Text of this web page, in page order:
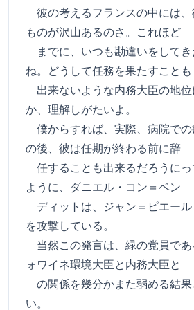
彼の考えるフランスの中には
ものが沢山あるのさ。これほど
までに、いつも勘違いをして
ね。どうして任務を果たすことも
出来ないような内務大臣の地
か、理解しがたいよ。
僕からすれば、実際、病院で
の後、彼は任期が終わる前に辞
任することも出来るだろうに
ように、ダニエル・コン＝ベン
ディットは、ジャン＝ピエー
を攻撃している。
当然この発言は、緑の党員で
ォワイネ環境大臣と内務大臣と
の関係を幾分かまた弱める結
い。